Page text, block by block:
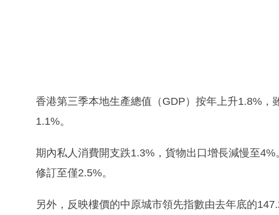
香港第三季本地生產總值（GDP）按年上升1.8%
1.1%。
期內私人消費開支跌1.3%，貨物出口增長減慢至
修訂至僅2.5%。
另外，反映樓價的中原城市領先指數由去年底的